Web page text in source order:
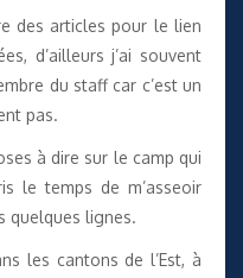
des articles pour le lien
d’ailleurs j’ai souvent
du staff car c’est un
pas.
à dire sur le camp qui
le temps de m’asseoir
quelques lignes.
les cantons de l’Est, à